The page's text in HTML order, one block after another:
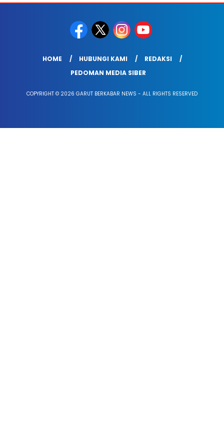
HOME HUBUNGI KAMI
REDAKSI
PEDOMAN MEDIA SIBER
COPYRIGHT © 2026 GARUT BERKABAR NEWS - ALL RIGHTS RESERVED